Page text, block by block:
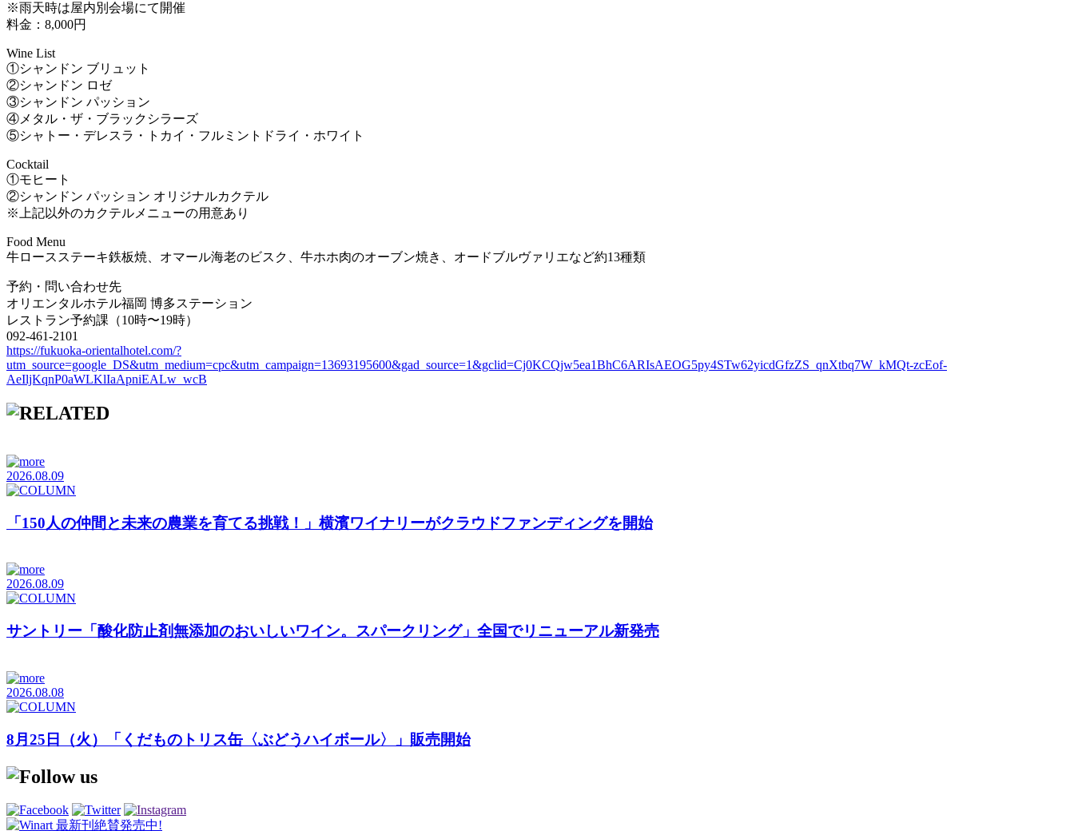
※雨天時は屋内別会場にて開催
料金：8,000円
Wine List
①シャンドン ブリュット
②シャンドン ロゼ
③シャンドン パッション
④メタル・ザ・ブラックシラーズ
⑤シャトー・デレスラ・トカイ・フルミントドライ・ホワイト
Cocktail
①モヒート
②シャンドン パッション オリジナルカクテル
※上記以外のカクテルメニューの用意あり
Food Menu
牛ロースステーキ鉄板焼、オマール海老のビスク、牛ホホ肉のオーブン焼き、オードブルヴァリエなど約13種類
予約・問い合わせ先
オリエンタルホテル福岡 博多ステーション
レストラン予約課（10時〜19時）
092-461-2101
https://fukuoka-orientalhotel.com/?
utm_source=google_DS&utm_medium=cpc&utm_campaign=13693195600&gad_source=1&gclid=Cj0KCQjw5ea1BhC6ARIsAEOG5py4STw62yicdGfzZS_qnXtbq7W_kMQt-zcEof-
AeIljKqnP0aWLKlIaApniEALw_wcB
2026.08.09
「150人の仲間と未来の農業を育てる挑戦！」横濱ワイナリーがクラウドファンディングを開始
2026.08.09
サントリー「酸化防止剤無添加のおいしいワイン。スパークリング」全国でリニューアル新発売
2026.08.08
8月25日（火）「くだものトリス缶〈ぶどうハイボール〉」販売開始